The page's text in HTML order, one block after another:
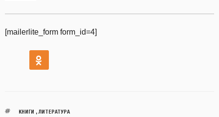
[mailerlite_form form_id=4]
КНИГИ ,ЛИТЕРАТУРА